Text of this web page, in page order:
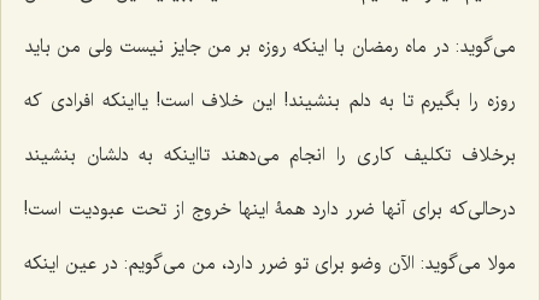
مى‌گوید: در ماه رمضان با اینکه روزه بر من جایز نیست ولى من باید
روزه را بگیرم تا به دلم بنشیند! این خلاف است! یااینکه افرادى که
برخلاف تکلیف کارى را انجام می‌دهند تااینکه به دلشان بنشیند
درحالى‌که براى آنها ضرر دارد همۀ اینها خروج از تحت عبودیت است!
مولا مى‌گوید: الآن وضو براى تو ضرر دارد، من مى‌گویم: در عین اینکه